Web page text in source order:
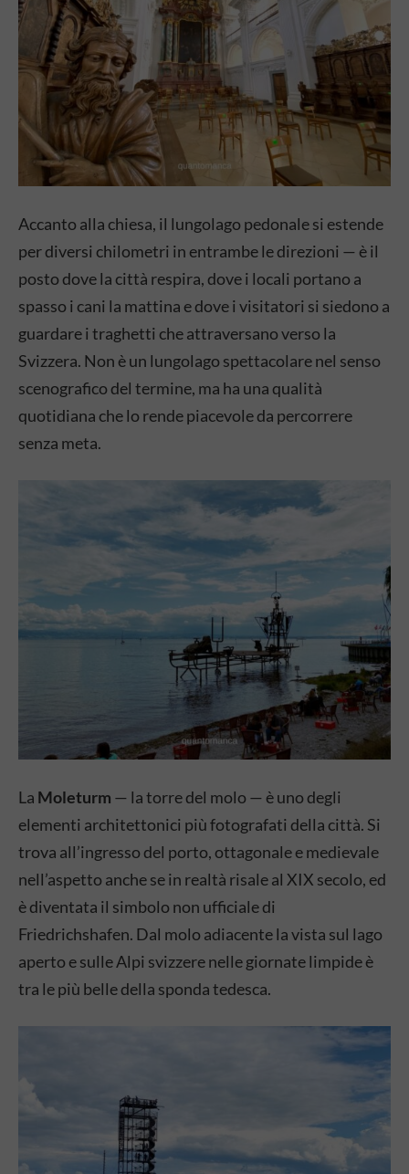
Accanto alla chiesa, il lungolago pedonale si estende
per diversi chilometri in entrambe le direzioni — è il
posto dove la città respira, dove i locali portano a
spasso i cani la mattina e dove i visitatori si siedono a
guardare i traghetti che attraversano verso la
Svizzera. Non è un lungolago spettacolare nel senso
scenografico del termine, ma ha una qualità
quotidiana che lo rende piacevole da percorrere
senza meta.
La Moleturm — la torre del molo — è uno degli
elementi architettonici più fotografati della città. Si
trova all’ingresso del porto, ottagonale e medievale
nell’aspetto anche se in realtà risale al XIX secolo, ed
è diventata il simbolo non ufficiale di
Friedrichshafen. Dal molo adiacente la vista sul lago
aperto e sulle Alpi svizzere nelle giornate limpide è
tra le più belle della sponda tedesca.